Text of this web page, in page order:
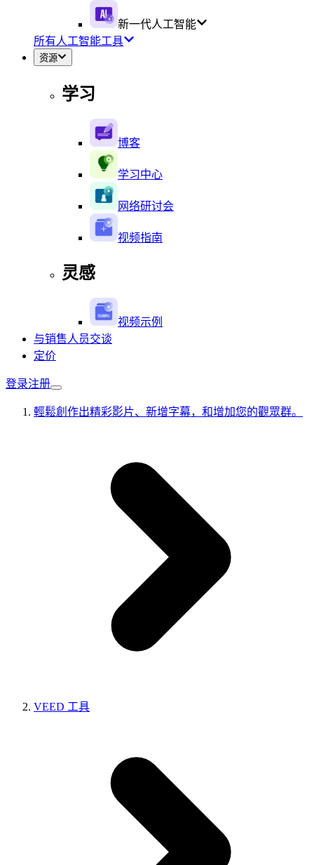
新一代人工智能
所有人工智能工具
资源
学习
博客
学习中心
网络研讨会
视频指南
灵感
视频示例
与销售人员交谈
定价
登录注册
輕鬆創作出精彩影片、新增字幕，和增加您的觀眾群。
VEED 工具